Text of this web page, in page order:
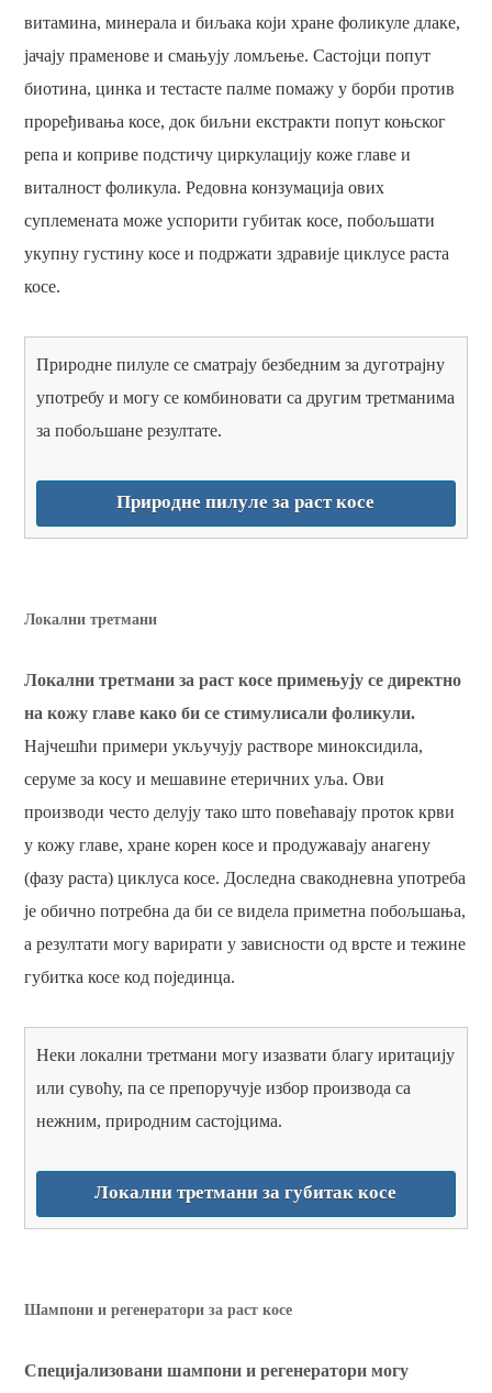
витамина, минерала и биљака који хране фоликуле длаке,
јачају праменове и смањују ломљење. Састојци попут
биотина, цинка и тестасте палме помажу у борби против
проређивања косе, док биљни екстракти попут коњског
репа и коприве подстичу циркулацију коже главе и
виталност фоликула. ​​Редовна конзумација ових
суплемената може успорити губитак косе, побољшати
укупну густину косе и подржати здравије циклусе раста
косе.
Природне пилуле се сматрају безбедним за дуготрајну
употребу и могу се комбиновати са другим третманима
за побољшане резултате.
Природне пилуле за раст косе
Локални третмани
Локални третмани за раст косе примењују се директно
на кожу главе како би се стимулисали фоликули.
Најчешћи примери укључују растворе миноксидила,
серуме за косу и мешавине етеричних уља. Ови
производи често делују тако што повећавају проток крви
у кожу главе, хране корен косе и продужавају анагену
(фазу раста) циклуса косе. Доследна свакодневна употреба
је обично потребна да би се видела приметна побољшања,
а резултати могу варирати у зависности од врсте и тежине
губитка косе код појединца.
Неки локални третмани могу изазвати благу иритацију
или сувоћу, па се препоручује избор производа са
нежним, природним састојцима.
Локални третмани за губитак косе
Шампони и регенератори за раст косе
Специјализовани шампони и регенератори могу